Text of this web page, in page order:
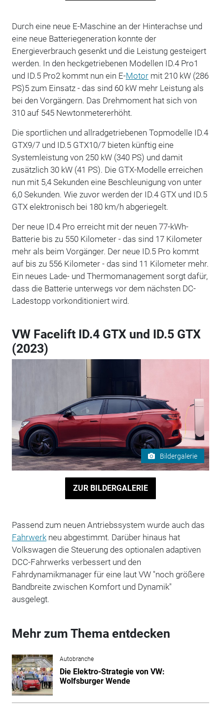
Durch eine neue E-Maschine an der Hinterachse und
eine neue Batteriegeneration konnte der
Energieverbrauch gesenkt und die Leistung gesteigert
werden. In den heckgetriebenen Modellen ID.4 Pro1
und ID.5 Pro2 kommt nun ein E-Motormit 210 kW (286
PS)5 zum Einsatz - das sind 60 kW mehr Leistung als
bei den Vorgängern. Das Drehmoment hat sich von
310 auf 545 Newtonmetererhöht.
Die sportlichen und allradgetriebenen Topmodelle ID.4
GTX9/7 und ID.5 GTX10/7 bieten künftig eine
Systemleistung von 250 kW (340 PS) und damit
zusätzlich 30 kW (41 PS). Die GTX-Modelle erreichen
nun mit 5,4 Sekunden eine Beschleunigung von unter
6,0 Sekunden. Wie zuvor werden der ID.4 GTX und ID.5
GTX elektronisch bei 180 km/h abgeriegelt.
Der neue ID.4 Pro erreicht mit der neuen 77-kWh-
Batterie bis zu 550 Kilometer - das sind 17 Kilometer
mehr als beim Vorgänger. Der neue ID.5 Pro kommt
auf bis zu 556 Kilometer - das sind 11 Kilometer mehr.
Ein neues Lade- und Thermomanagement sorgt dafür,
dass die Batterie unterwegs vor dem nächsten DC-
Ladestopp vorkonditioniert wird.
VW Facelift ID.4 GTX und ID.5 GTX
(2023)
Bildergalerie
ZUR BILDERGALERIE
Passend zum neuen Antriebssystem wurde auch das
Fahrwerkneu abgestimmt. Darüber hinaus hat
Volkswagen die Steuerung des optionalen adaptiven
DCC-Fahrwerks verbessert und den
Fahrdynamikmanager für eine laut VW "noch größere
Bandbreite zwischen Komfort und Dynamik"
ausgelegt.
Mehr zum Thema entdecken
Autobranche
Die Elektro-Strategie von VW:
Wolfsburger Wende